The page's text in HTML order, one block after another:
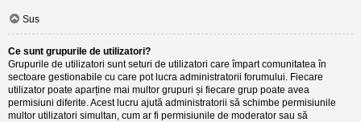
Sus
Ce sunt grupurile de utilizatori?
Grupurile de utilizatori sunt seturi de utilizatori care împart comunitatea în
sectoare gestionabile cu care pot lucra administratorii forumului. Fiecare
utilizator poate aparține mai multor grupuri și fiecare grup poate avea
permisiuni diferite. Acest lucru ajută administratorii să schimbe permisiunile
multor utilizatori simultan, cum ar fi permisiunile de moderator sau să